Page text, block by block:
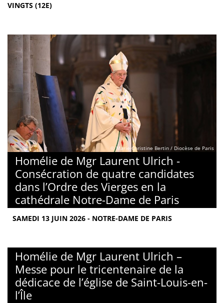
VINGTS (12E)
© Marie-Christine Bertin / Diocèse de Paris
Homélie de Mgr Laurent Ulrich -
Consécration de quatre candidates
dans l’Ordre des Vierges en la
cathédrale Notre-Dame de Paris
SAMEDI 13 JUIN 2026 - NOTRE-DAME DE PARIS
Homélie de Mgr Laurent Ulrich –
Messe pour le tricentenaire de la
dédicace de l’église de Saint-Louis-en-
l’Île